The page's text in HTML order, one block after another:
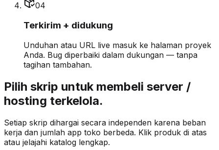
04
Terkirim + didukung
Unduhan atau URL live masuk ke halaman proyek
Anda. Bug diperbaiki dalam dukungan — tanpa
tagihan tambahan.
Pilih skrip untuk membeli server /
hosting terkelola.
Setiap skrip dihargai secara independen karena beban
kerja dan jumlah app toko berbeda. Klik produk di atas
atau jelajahi katalog lengkap.